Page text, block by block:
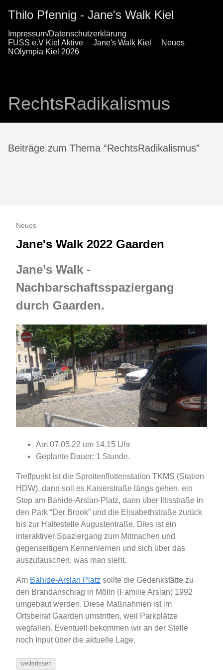
Thilo Pfennig - Jane's Walk Kiel
Impressum/Datenschutzerklärung
FUSS e.V Kiel Aktive
Jane's Walk Kiel
Neues
NOlympia Kiel 2026
RechtsRadikalismus
Beiträge zum Thema “RechtsRadikalismus”
Neues
Jane's Walk 2022 Gaarden
Jane’s Walk -
Nachbarschaftsspaziergang
durch Gaarden.
Am 07.05.22 um 14.15 Uhr
Geplante Dauer: 1 Stunde.
Treffpunkt ist die Sprottenflottenstation TKMS (Station
HDW), dann soll es Kaiserstraße längs gehen, ein
Stop am Bahide-Arslan-Platz, dann über Iltisstraße in
den Park “Der Brook” und die Elisabethstraße zurück
bis zur Haltestelle Augustentraße. Dies ist ein
interaktiver Spaziergang zum Mitmachen und
gegenseitigem Kennenlernen und sich über das
auszutauschen, was man sieht.
Am Bahide-Arslan Platz sollte die Gedenkstätte zu
den Brandanschlag in Mölln (Familie Arslan) 1992
umgebaut werden. Diese Maßnahmen ist im
Ortsbeirat Gaarden umstritten, weil Parkplätze
wegfallen. Eventuell bekommen wir an der Stelle
noch Input über die aktuelle Lage.
weiterlesen